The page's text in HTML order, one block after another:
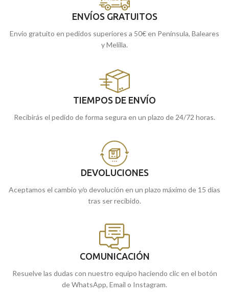
ENVÍOS GRATUITOS
Envío gratuito en pedidos superiores a 50€ en Península, Baleares
y Melilla.
TIEMPOS DE ENVÍO
Recibirás el pedido de forma segura en un plazo de 24/72 horas.
DEVOLUCIONES
Aceptamos el cambio y/o devolución en un plazo máximo de 15 días
tras ser recibido.
COMUNICACIÓN
Resuelve las dudas con nuestro equipo haciendo clic en el botón
de WhatsApp, Email o Instagram.